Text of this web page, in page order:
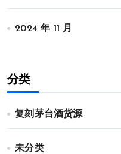
2024 年 11 月
分类
复刻茅台酒货源
未分类